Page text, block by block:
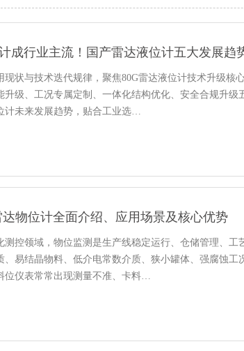
成行业主流！国产雷达液位计五大发展趋
现状与技术迭代规律，聚焦80G雷达液位计技术升级核
升级、工况专属定制、一体化结构优化、安全合规升级
计未来发展趋势，贴合工业选…
物位计全面介绍、应用场景及核心优势
测控领域，物位监测是生产线稳定运行、仓储管理、工
、易结晶物料、低介电常数介质、狭小罐体、强腐蚀工
位仪表常常出现测量不准、卡料…